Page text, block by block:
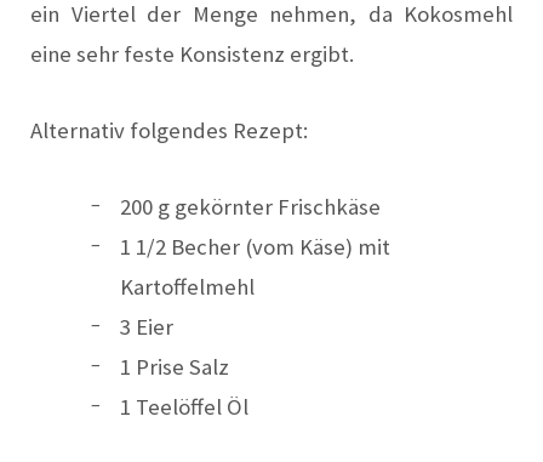
ein Viertel der Menge nehmen, da Kokosmehl
eine sehr feste Konsistenz ergibt.
Alternativ folgendes Rezept:
200 g gekörnter Frischkäse
1 1/2 Becher (vom Käse) mit
Kartoffelmehl
3 Eier
1 Prise Salz
1 Teelöffel Öl